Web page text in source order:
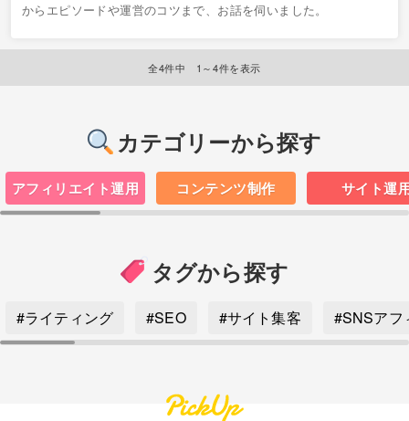
からエピソードや運営のコツまで、お話を伺いました。
全4件中 1～4件を表示
カテゴリーから探す
アフィリエイト運用 コンテンツ制作 サイト運
タグから探す
#ライティング #SEO #サイト集客 #SNSアフ